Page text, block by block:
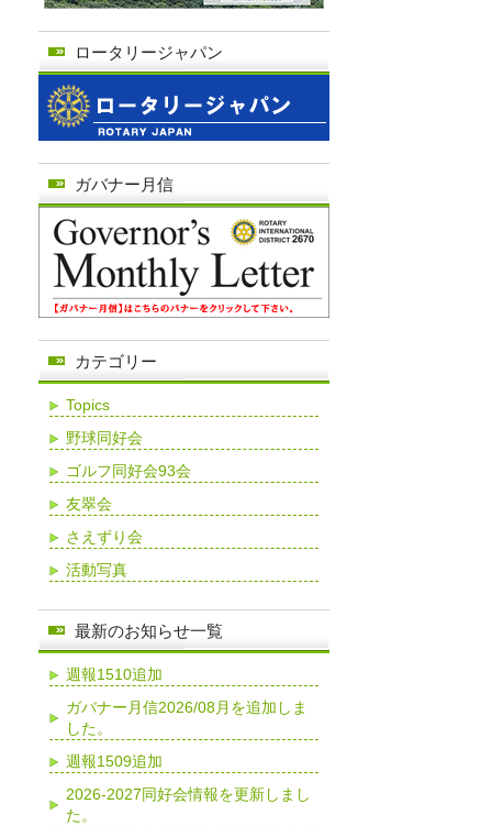
ロータリージャパン
ガバナー月信
カテゴリー
Topics
野球同好会
ゴルフ同好会93会
友翠会
さえずり会
活動写真
最新のお知らせ一覧
週報1510追加
ガバナー月信2026/08月を追加しま
した。
週報1509追加
2026-2027同好会情報を更新しまし
た。